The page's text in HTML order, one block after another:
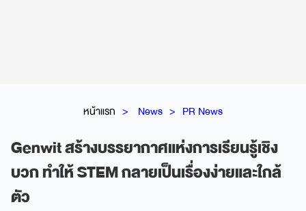
หน้าแรก News PR News
Genwit สร้างบรรยากาศแห่งการเรียนรู้เชิง
บวก ทำให้ STEM กลายเป็นเรื่องง่ายและใกล้
ตัว